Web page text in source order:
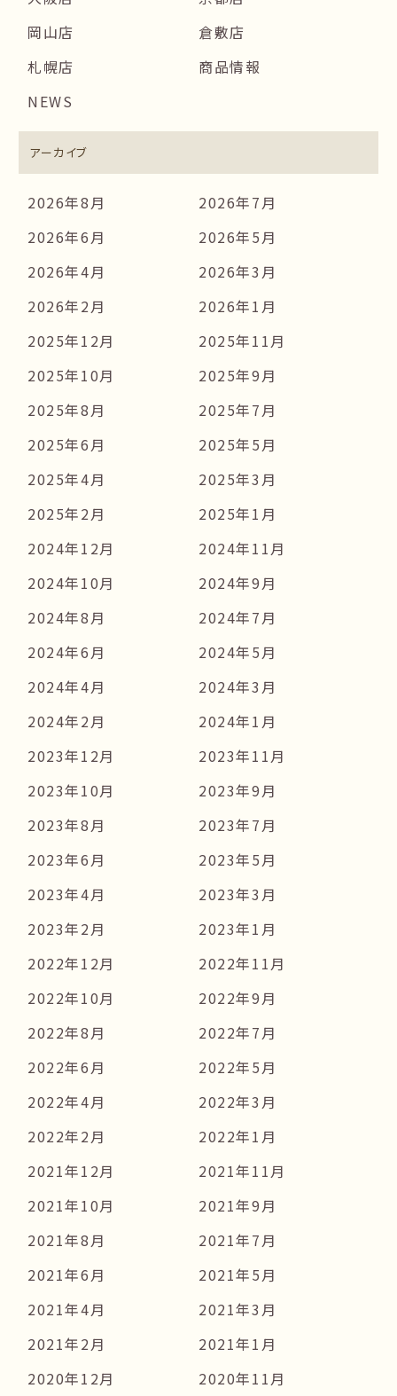
岡山店
倉敷店
札幌店
商品情報
NEWS
アーカイブ
2026年8月
2026年7月
2026年6月
2026年5月
2026年4月
2026年3月
2026年2月
2026年1月
2025年12月
2025年11月
2025年10月
2025年9月
2025年8月
2025年7月
2025年6月
2025年5月
2025年4月
2025年3月
2025年2月
2025年1月
2024年12月
2024年11月
2024年10月
2024年9月
2024年8月
2024年7月
2024年6月
2024年5月
2024年4月
2024年3月
2024年2月
2024年1月
2023年12月
2023年11月
2023年10月
2023年9月
2023年8月
2023年7月
2023年6月
2023年5月
2023年4月
2023年3月
2023年2月
2023年1月
2022年12月
2022年11月
2022年10月
2022年9月
2022年8月
2022年7月
2022年6月
2022年5月
2022年4月
2022年3月
2022年2月
2022年1月
2021年12月
2021年11月
2021年10月
2021年9月
2021年8月
2021年7月
2021年6月
2021年5月
2021年4月
2021年3月
2021年2月
2021年1月
2020年12月
2020年11月